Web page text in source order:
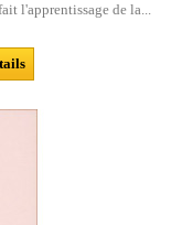
l'apprentissage de la...